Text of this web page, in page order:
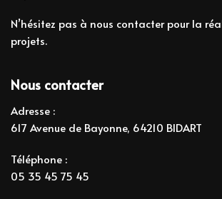
N’hésitez pas à nous contacterpour la
projets.
Nous contacter
Adresse :
617 Avenue de Bayonne, 64210 BIDART
Téléphone :
05 35 45 75 45